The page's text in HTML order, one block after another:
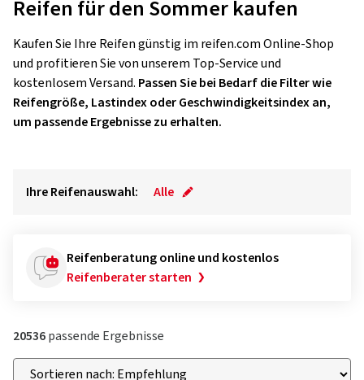
Reifen für den Sommer kaufen
Kaufen Sie Ihre Reifen günstig im reifen.com Online-Shop
und profitieren Sie von unserem Top-Service und
kostenlosem Versand. Passen Sie bei Bedarf die Filter wie
Reifengröße, Lastindex oder Geschwindigkeitsindex an,
um passende Ergebnisse zu erhalten.
Ihre Reifenauswahl: Alle
Reifenberatung online und kostenlos
Reifenberater starten
20536passende Ergebnisse